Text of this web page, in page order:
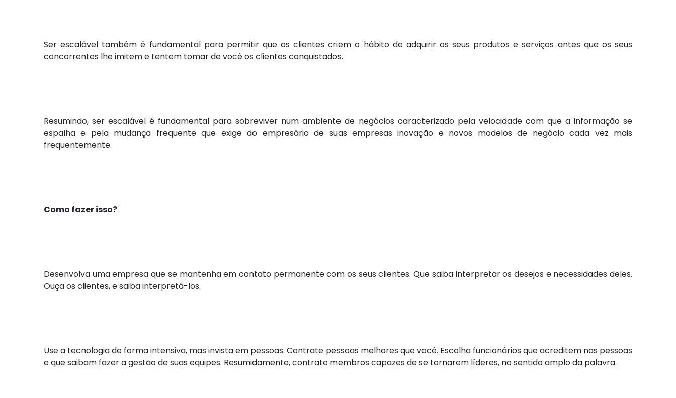
Ser escalável também é fundamental para permitir que os clientes criem o hábito de adquirir os seus produtos e serviços antes que os seus
concorrentes lhe imitem e tentem tomar de você os clientes conquistados.
Resumindo, ser escalável é fundamental para sobreviver num ambiente de negócios caracterizado pela velocidade com que a informação se
espalha e pela mudança frequente que exige do empresário de suas empresas inovação e novos modelos de negócio cada vez mais
frequentemente.
Como fazer isso?
Desenvolva uma empresa que se mantenha em contato permanente com os seus clientes. Que saiba interpretar os desejos e necessidades deles.
Ouça os clientes, e saiba interpretá-los.
Use a tecnologia de forma intensiva, mas invista em pessoas. Contrate pessoas melhores que você. Escolha funcionários que acreditem nas pessoas
e que saibam fazer a gestão de suas equipes. Resumidamente, contrate membros capazes de se tornarem líderes, no sentido amplo da palavra.